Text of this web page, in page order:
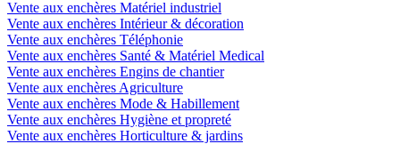
Vente aux enchères Matériel industriel
Vente aux enchères Intérieur & décoration
Vente aux enchères Téléphonie
Vente aux enchères Santé & Matériel Medical
Vente aux enchères Engins de chantier
Vente aux enchères Agriculture
Vente aux enchères Mode & Habillement
Vente aux enchères Hygiène et propreté
Vente aux enchères Horticulture & jardins